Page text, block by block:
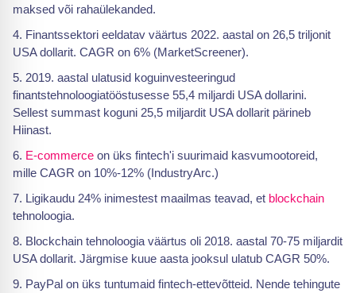
maksed või rahaülekanded.
Finantssektori eeldatav väärtus 2022. aastal on 26,5 triljonit
USA dollarit. CAGR on 6% (MarketScreener).
2019. aastal ulatusid koguinvesteeringud
finantstehnoloogiatööstusesse 55,4 miljardi USA dollarini.
Sellest summast koguni 25,5 miljardit USA dollarit pärineb
Hiinast.
E-commerce on üks fintech'i suurimaid kasvumootoreid,
mille CAGR on 10%-12% (IndustryArc.)
Ligikaudu 24% inimestest maailmas teavad, et blockchain
tehnoloogia.
Blockchain tehnoloogia väärtus oli 2018. aastal 70-75 miljardit
USA dollarit. Järgmise kuue aasta jooksul ulatub CAGR 50%.
PayPal on üks tuntumaid fintech-ettevõtteid. Nende tehingute